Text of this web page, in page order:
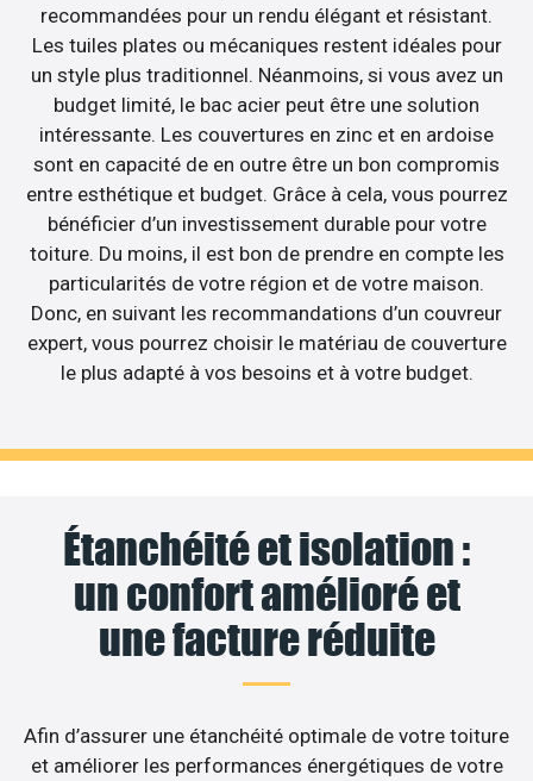
recommandées pour un rendu élégant et résistant.
Les tuiles plates ou mécaniques restent idéales pour
un style plus traditionnel. Néanmoins, si vous avez un
budget limité, le bac acier peut être une solution
intéressante. Les couvertures en zinc et en ardoise
sont en capacité de en outre être un bon compromis
entre esthétique et budget. Grâce à cela, vous pourrez
bénéficier d’un investissement durable pour votre
toiture. Du moins, il est bon de prendre en compte les
particularités de votre région et de votre maison.
Donc, en suivant les recommandations d’un couvreur
expert, vous pourrez choisir le matériau de couverture
le plus adapté à vos besoins et à votre budget.
Étanchéité et isolation :
un confort amélioré et
une facture réduite
Afin d’assurer une étanchéité optimale de votre toiture
et améliorer les performances énergétiques de votre